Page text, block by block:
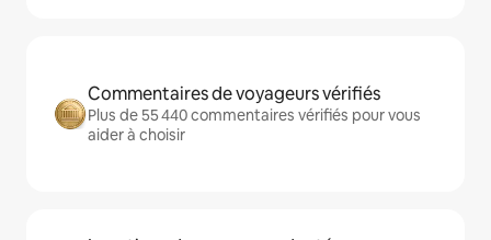
Commentaires de voyageurs vérifiés
Plus de 55 440 commentaires vérifiés pour vous
aider à choisir